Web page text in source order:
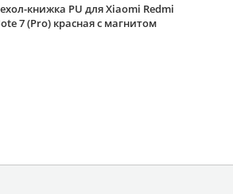
книжка PU для Xiaomi Redmi
7 (Pro) красная с магнитом